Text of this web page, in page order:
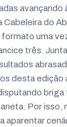
avançando
Cabeleira do
uma
três.
desta edição
Por
aparentar